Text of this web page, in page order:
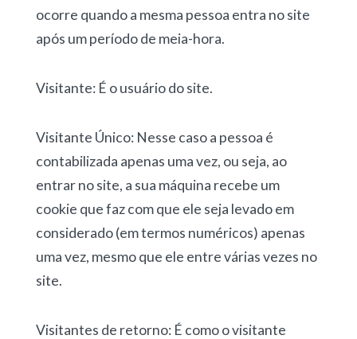
ocorre quando a mesma pessoa entra no site
após um período de meia-hora.
Visitante: É o usuário do site.
Visitante Único: Nesse caso a pessoa é
contabilizada apenas uma vez, ou seja, ao
entrar no site, a sua máquina recebe um
cookie que faz com que ele seja levado em
considerado (em termos numéricos) apenas
uma vez, mesmo que ele entre várias vezes no
site.
Visitantes de retorno: É como o visitante